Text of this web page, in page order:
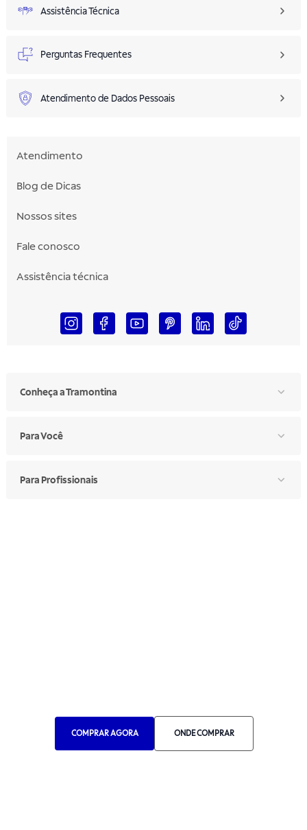
COMPRAR AGORA ONDE COMPRAR
Assistência Técnica
Perguntas Frequentes
Atendimento de Dados Pessoais
Atendimento
Blog de Dicas
Nossos sites
Fale conosco
Assistência técnica
Conheça a Tramontina
Para Você
Para Profissionais